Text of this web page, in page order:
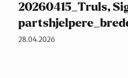
20260415_Truls,
28.04.2026